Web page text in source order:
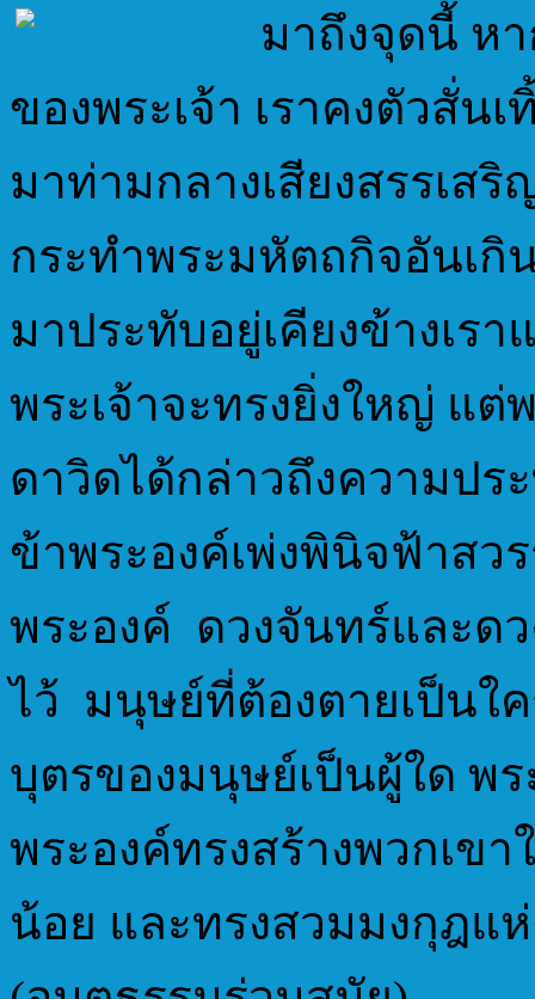
มาถึงจุดนี้ ห
ของพระเจ้า เราคงตัวสั่น
มาท่ามกลางเสียงสรรเส
กระทำพระมหัตถกิจอันเ
มาประทับอยู่เคียงข้างเร
พระเจ้าจะทรงยิ่งใหญ่ แต่
ดาวิดได้กล่าวถึงความปร
ข้าพระองค์เพ่งพินิจฟ้าสว
พระองค์ ดวงจันทร์และด
ไว้ มนุษย์ที่ต้องตายเป็นใ
บุตรของมนุษย์เป็นผู้ใด พร
พระองค์ทรงสร้างพวกเขา
น้อย และทรงสวมมงกุฎแ